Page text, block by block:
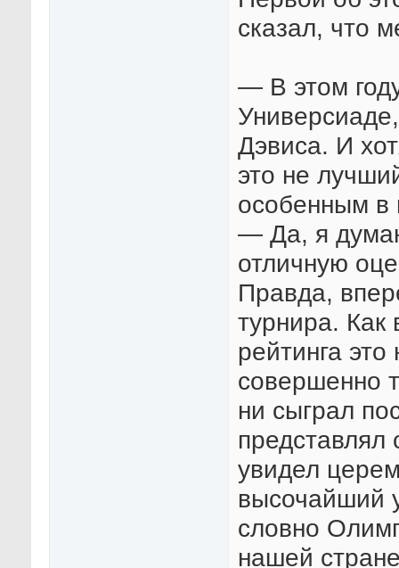
сказал, что
— В этом
Дэвиса. И
это не
особенным в
— Да, я
отличную
Правда,
турнира. Как
рейтинга
совершенно
ни сыграл
увидел
высочайший
словно
нашей